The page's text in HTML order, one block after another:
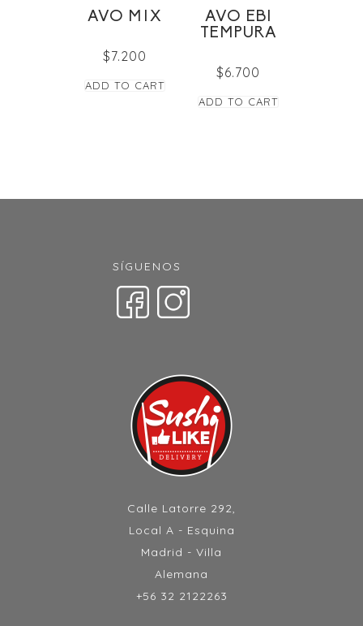
AVO MIX
$7.200
ADD TO CART
AVO EBI
TEMPURA
$6.700
ADD TO CART
SÍGUENOS
Calle Latorre 292,
Local A - Esquina
Madrid - Villa
Alemana
+56 32 2122263